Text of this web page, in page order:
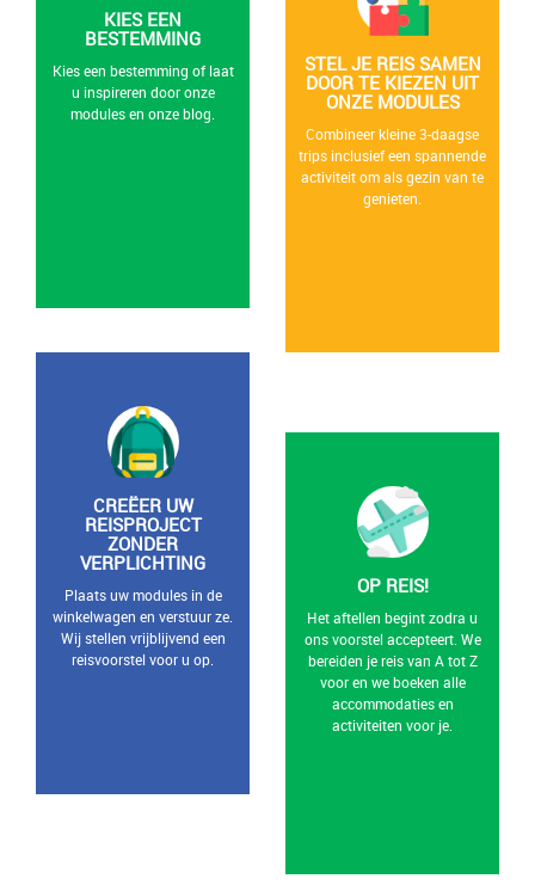
KIES EEN
BESTEMMING
Kies een bestemming of laat
u inspireren door onze
modules en onze blog.
STEL JE REIS SAMEN
DOOR TE KIEZEN UIT
ONZE MODULES
Combineer kleine 3-daagse
trips inclusief een spannende
activiteit om als gezin van te
genieten.
CREËER UW
REISPROJECT
ZONDER
VERPLICHTING
Plaats uw modules in de
winkelwagen en verstuur ze.
Wij stellen vrijblijvend een
reisvoorstel voor u op.
OP REIS!
Het aftellen begint zodra u
ons voorstel accepteert. We
bereiden je reis van A tot Z
voor en we boeken alle
accommodaties en
activiteiten voor je.